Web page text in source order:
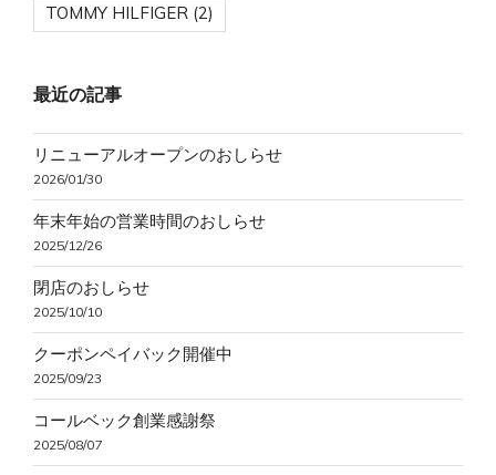
TOMMY HILFIGER (2)
最近の記事
リニューアルオープンのおしらせ
2026/01/30
年末年始の営業時間のおしらせ
2025/12/26
閉店のおしらせ
2025/10/10
クーポンペイバック開催中
2025/09/23
コールベック創業感謝祭
2025/08/07